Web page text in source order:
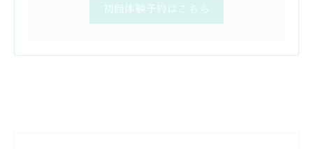
初回体験予約はこちら